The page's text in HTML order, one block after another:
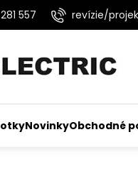
557 revízie/
NovinkyObchodné